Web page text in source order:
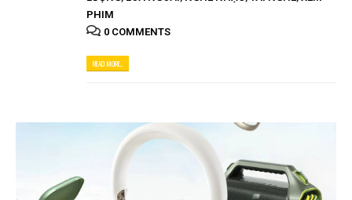
PHIM
0 COMMENTS
READ MORE...